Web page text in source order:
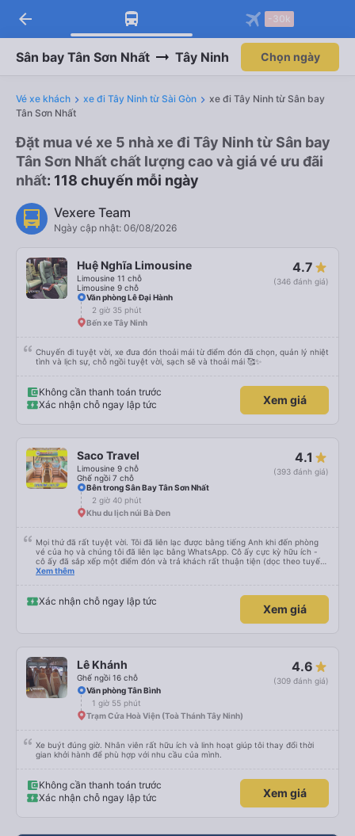
arrow_back -30k
Sân bay Tân Sơn Nhất Tây Ninh Chọn ngày
Vé xe khách xe đi Tây Ninh từ Sài Gòn
xe đi Tây Ninh từ Sân bay
Tân Sơn Nhất
Đặt mua vé xe 5 nhà xe đi Tây Ninh từ Sân bay
Tân Sơn Nhất chất lượng cao và giá vé ưu đãi
nhất: 118 chuyến mỗi ngày
Vexere Team
Ngày cập nhật: 06/08/2026
Huệ Nghĩa Limousine
Limousine 11 chỗ
Limousine 9 chỗ
4.7
(346 đánh giá)
Văn phòng Lê Đại Hành
2 giờ 35 phút
Bến xe Tây Ninh
Chuyến đi tuyệt vời, xe đưa đón thoải mái từ điểm đón đã chọn, quản lý nhiệt
tình và lịch sự, chỗ ngồi tuyệt vời, sạch sẽ và thoải mái 🥰✨
Không cần thanh toán trước
Xác nhận chỗ ngay lập tức
Xem giá
Saco Travel
Limousine 9 chỗ
Ghế ngồi 7 chỗ
4.1
(393 đánh giá)
Bên trong Sân Bay Tân Sơn Nhất
2 giờ 40 phút
Khu du lịch núi Bà Đen
Mọi thứ đã rất tuyệt vời. Tôi đã liên lạc được bằng tiếng Anh khi đến phòng
vé của họ và chúng tôi đã liên lạc bằng WhatsApp. Cô ấy cực kỳ hữu ích -
cô ấy đã sắp xếp một điểm đón và trả khách rất thuận tiện (dọc theo tuyến
đường của họ). Xe rộng rãi và thoải mái. Rất khuyến khích.
Xem thêm
Xác nhận chỗ ngay lập tức
Xem giá
Lê Khánh
Ghế ngồi 16 chỗ
4.6
(309 đánh giá)
Văn phòng Tân Bình
1 giờ 55 phút
Trạm Cửa Hoà Viện (Toà Thánh Tây Ninh)
Xe buýt đúng giờ. Nhân viên rất hữu ích và linh hoạt giúp tôi thay đổi thời
gian khởi hành để phù hợp với nhu cầu của mình.
Không cần thanh toán trước
Xác nhận chỗ ngay lập tức
Xem giá